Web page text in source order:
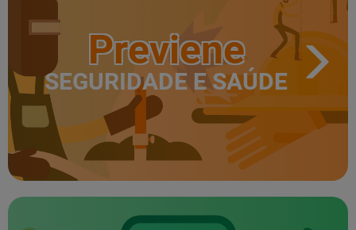
Previene
SEGURIDADE E SAÚDE